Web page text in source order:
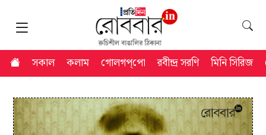
সকাল কলাম গোলগপ্‌পো রবীন্দ্র সরণি মিনি সিরিজ